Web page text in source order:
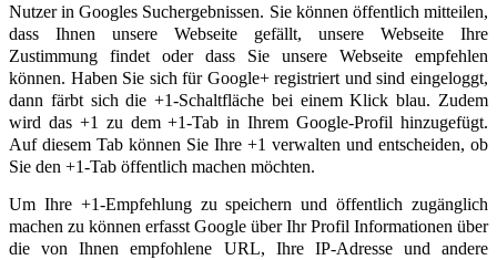
Nutzer in Googles Suchergebnissen. Sie können öffentlich mitteilen,
dass Ihnen unsere Webseite gefällt, unsere Webseite Ihre
Zustimmung findet oder dass Sie unsere Webseite empfehlen
können. Haben Sie sich für Google+ registriert und sind eingeloggt,
dann färbt sich die +1-Schaltfläche bei einem Klick blau. Zudem
wird das +1 zu dem +1-Tab in Ihrem Google-Profil hinzugefügt.
Auf diesem Tab können Sie Ihre +1 verwalten und entscheiden, ob
Sie den +1-Tab öffentlich machen möchten.
Um Ihre +1-Empfehlung zu speichern und öffentlich zugänglich
machen zu können erfasst Google über Ihr Profil Informationen über
die von Ihnen empfohlene URL, Ihre IP-Adresse und andere